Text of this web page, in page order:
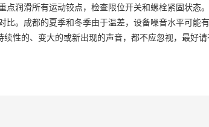
润滑所有运动铰点，检查限位开关和螺栓紧固状态
。成都的夏季和冬季由于温差，设备噪音水平可能
性的、变大的或新出现的声音，都不应忽视，最好